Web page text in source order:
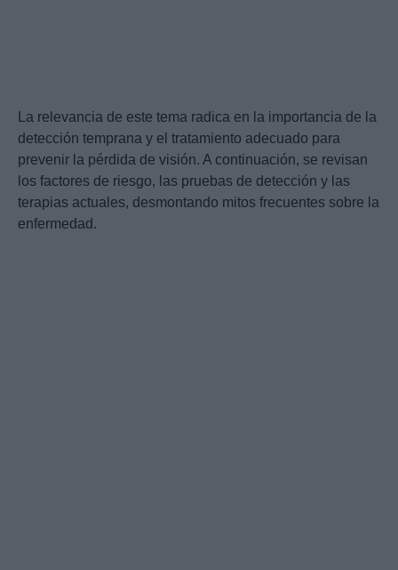
La relevancia de este tema radica en la importancia de la
detección temprana y el tratamiento adecuado para
prevenir la pérdida de visión. A continuación, se revisan
los factores de riesgo, las pruebas de detección y las
terapias actuales, desmontando mitos frecuentes sobre la
enfermedad.